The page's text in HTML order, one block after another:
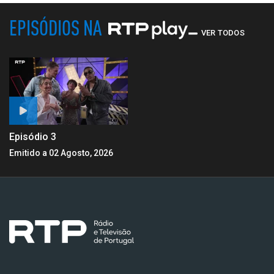
EPISÓDIOS NA VER TODOS
Episódio 3
Emitido a 02 Agosto, 2026